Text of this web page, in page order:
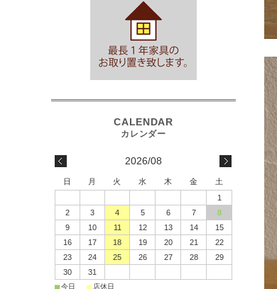
2026/08
日 月 火 水 木 金
土
1
2
3 4 5 6 7
8
9
10 11 12 13 14
15
16
17 18 19 20 21
22
23
24 25 26 27 28
29
30
31
■今日 ■ 店休日